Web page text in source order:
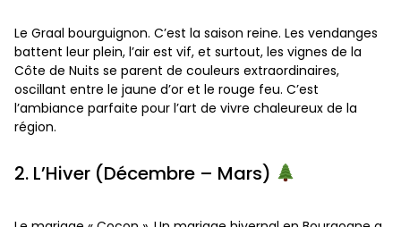
Le Graal bourguignon. C’est la saison reine. Les vendanges
battent leur plein, l’air est vif, et surtout, les vignes de la
Côte de Nuits se parent de couleurs extraordinaires,
oscillant entre le jaune d’or et le rouge feu. C’est
l’ambiance parfaite pour l’art de vivre chaleureux de la
région.
2. L’Hiver (Décembre – Mars)